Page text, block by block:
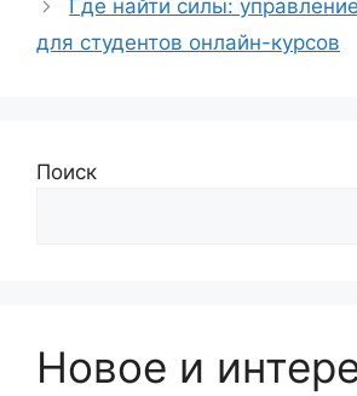
Где найти силы:
для студентов онлайн-курсов
Поиск
Новое и